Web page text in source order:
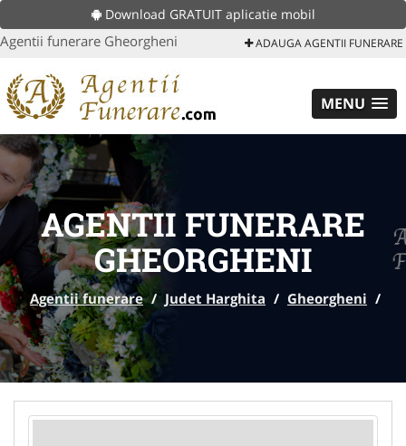
Download GRATUIT aplicatie mobil
Agentii funerare Gheorgheni ADAUGA AGENTII FUNERARE
MENU
AGENTII FUNERARE
GHEORGHENI
Agentii funerare / Judet Harghita / Gheorgheni /